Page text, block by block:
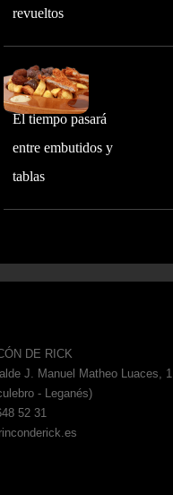
revueltos
El tiempo pasará
entre embutidos y
tablas
DE RICK
J. Manuel Matheo Luaces, 1
- Leganés)
52 31